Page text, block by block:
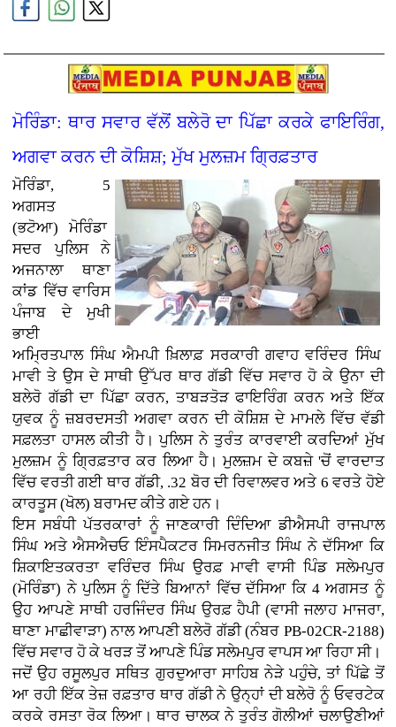
ਮੋਰਿੰਡਾ: ਥਾਰ ਸਵਾਰ ਵੱਲੋਂ ਬਲੇਰੋ ਦਾ ਪਿੱਛਾ ਕਰਕੇ ਫਾਇਰਿੰਗ,
ਅਗਵਾ ਕਰਨ ਦੀ ਕੋਸ਼ਿਸ਼; ਮੁੱਖ ਮੁਲਜ਼ਮ ਗ੍ਰਿਫ਼ਤਾਰ
ਮੋਰਿੰਡਾ, 5
ਅਗਸਤ
(ਭਟੋਆ)ਮੋਰਿੰਡਾ
ਸਦਰ ਪੁਲਿਸ ਨੇ
ਅਜਨਾਲਾ ਥਾਣਾ
ਕਾਂਡ ਵਿੱਚ ਵਾਰਿਸ
ਪੰਜਾਬ ਦੇ ਮੁਖੀ
ਭਾਈ
ਅਮ੍ਰਿਤਪਾਲ ਸਿੰਘ ਐਮਪੀ ਖ਼ਿਲਾਫ਼ ਸਰਕਾਰੀ ਗਵਾਹ ਵਰਿੰਦਰ ਸਿੰਘ
ਮਾਵੀ ਤੇ ਉਸ ਦੇ ਸਾਥੀ ਉੱਪਰ ਥਾਰ ਗੱਡੀ ਵਿੱਚ ਸਵਾਰ ਹੋ ਕੇ ਉਨਾ ਦੀ
ਬਲੇਰੋ ਗੱਡੀ ਦਾ ਪਿੱਛਾ ਕਰਨ, ਤਾਬੜਤੋੜ ਫਾਇਰਿੰਗ ਕਰਨ ਅਤੇ ਇੱਕ
ਯੁਵਕ ਨੂੰ ਜ਼ਬਰਦਸਤੀ ਅਗਵਾ ਕਰਨ ਦੀ ਕੋਸ਼ਿਸ਼ ਦੇ ਮਾਮਲੇ ਵਿੱਚ ਵੱਡੀ
ਸਫ਼ਲਤਾ ਹਾਸਲ ਕੀਤੀ ਹੈ। ਪੁਲਿਸ ਨੇ ਤੁਰੰਤ ਕਾਰਵਾਈ ਕਰਦਿਆਂ ਮੁੱਖ
ਮੁਲਜ਼ਮ ਨੂੰ ਗ੍ਰਿਫ਼ਤਾਰ ਕਰ ਲਿਆ ਹੈ। ਮੁਲਜ਼ਮ ਦੇ ਕਬਜ਼ੇ 'ਚੋਂ ਵਾਰਦਾਤ
ਵਿੱਚ ਵਰਤੀ ਗਈ ਥਾਰ ਗੱਡੀ, .32 ਬੋਰ ਦੀ ਰਿਵਾਲਵਰ ਅਤੇ 6 ਵਰਤੇ ਹੋਏ
ਕਾਰਤੂਸ (ਖੋਲ) ਬਰਾਮਦ ਕੀਤੇ ਗਏ ਹਨ।
ਇਸ ਸਬੰਧੀ ਪੱਤਰਕਾਰਾਂ ਨੂੰ ਜਾਣਕਾਰੀ ਦਿੰਦਿਆ ਡੀਐਸਪੀ ਰਾਜਪਾਲ
ਸਿੰਘ ਅਤੇ ਐਸਐਚਓ ਇੰਸਪੈਕਟਰ ਸਿਮਰਨਜੀਤ ਸਿੰਘ ਨੇ ਦੱਸਿਆ ਕਿ
ਸ਼ਿਕਾਇਤਕਰਤਾ ਵਰਿੰਦਰ ਸਿੰਘ ਉਰਫ਼ ਮਾਵੀ ਵਾਸੀ ਪਿੰਡ ਸਲੇਮਪੁਰ
(ਮੋਰਿੰਡਾ) ਨੇ ਪੁਲਿਸ ਨੂੰ ਦਿੱਤੇ ਬਿਆਨਾਂ ਵਿੱਚ ਦੱਸਿਆ ਕਿ 4 ਅਗਸਤ ਨੂੰ
ਉਹ ਆਪਣੇ ਸਾਥੀ ਹਰਜਿੰਦਰ ਸਿੰਘ ਉਰਫ਼ ਹੈਪੀ (ਵਾਸੀ ਜਲਾਹ ਮਾਜਰਾ,
ਥਾਣਾ ਮਾਛੀਵਾੜਾ) ਨਾਲ ਆਪਣੀ ਬਲੇਰੋ ਗੱਡੀ (ਨੰਬਰ PB-02CR-2188)
ਵਿੱਚ ਸਵਾਰ ਹੋ ਕੇ ਖਰੜ ਤੋਂ ਆਪਣੇ ਪਿੰਡ ਸਲੇਮਪੁਰ ਵਾਪਸ ਆ ਰਿਹਾ ਸੀ।
ਜਦੋਂ ਉਹ ਰਸੂਲਪੁਰ ਸਥਿਤ ਗੁਰਦੁਆਰਾ ਸਾਹਿਬ ਨੇੜੇ ਪਹੁੰਚੇ, ਤਾਂ ਪਿੱਛੇ ਤੋਂ
ਆ ਰਹੀ ਇੱਕ ਤੇਜ਼ ਰਫ਼ਤਾਰ ਥਾਰ ਗੱਡੀ ਨੇ ਉਨ੍ਹਾਂ ਦੀ ਬਲੇਰੋ ਨੂੰ ਓਵਰਟੇਕ
ਕਰਕੇ ਰਸਤਾ ਰੋਕ ਲਿਆ। ਥਾਰ ਚਾਲਕ ਨੇ ਤੁਰੰਤ ਗੋਲੀਆਂ ਚਲਾਉਣੀਆਂ